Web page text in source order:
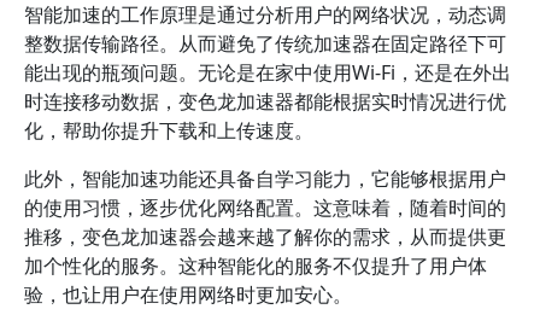
智能加速的工作原理是通过分析用户的网络状况，动态调
整数据传输路径。从而避免了传统加速器在固定路径下可
能出现的瓶颈问题。无论是在家中使用Wi-Fi，还是在外出
时连接移动数据，变色龙加速器都能根据实时情况进行优
化，帮助你提升下载和上传速度。
此外，智能加速功能还具备自学习能力，它能够根据用户
的使用习惯，逐步优化网络配置。这意味着，随着时间的
推移，变色龙加速器会越来越了解你的需求，从而提供更
加个性化的服务。这种智能化的服务不仅提升了用户体
验，也让用户在使用网络时更加安心。